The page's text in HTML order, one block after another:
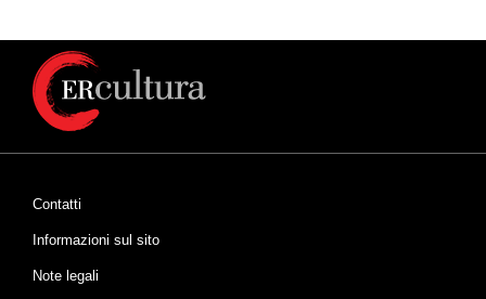
Contatti
Informazioni sul sito
Note legali